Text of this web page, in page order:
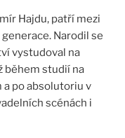
Hajdu, patří mezi
Narodil se
vystudoval na
během studií na
po absolutoriu v
scénách i